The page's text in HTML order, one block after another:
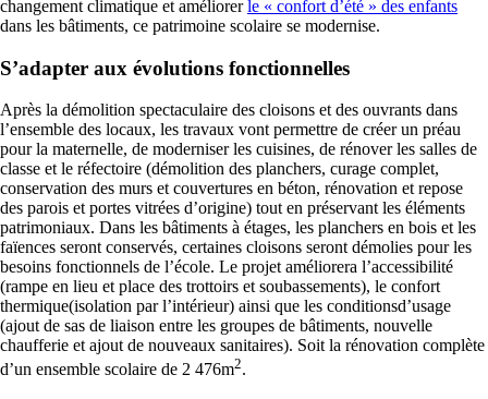
changement climatique et améliorerle « confort d’été » des enfants
dans les bâtiments, ce patrimoine scolaire se modernise.
S’adapter aux évolutions fonctionnelles
Après la démolition spectaculaire des cloisons et des ouvrants dans
l’ensemble des locaux, les travaux vont permettre de créer un préau
pour la maternelle, de moderniser les cuisines, de rénover les salles de
classe et le réfectoire (démolition des planchers, curage complet,
conservation des murs et couvertures en béton, rénovation et repose
des parois et portes vitrées d’origine) tout en préservant les éléments
patrimoniaux. Dans les bâtiments à étages, les planchers en bois et les
faïences seront conservés, certaines cloisons seront démolies pour les
besoins fonctionnels de l’école. Le projet améliorera l’accessibilité
(rampe en lieu et place des trottoirs et soubassements), le confort
thermique(isolation par l’intérieur) ainsi que les conditionsd’usage
(ajout de sas de liaison entre les groupes de bâtiments, nouvelle
chaufferie et ajout de nouveaux sanitaires). Soit la rénovation complète
d’un ensemble scolaire de 2 476m2.